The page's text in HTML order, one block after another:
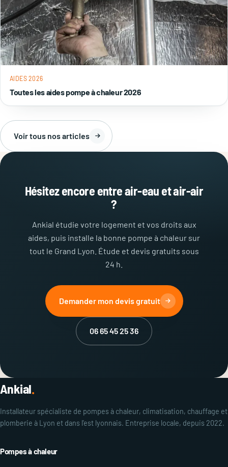
AIDES 2026
Toutes les aides pompe à chaleur 2026
Voir tous nos articles
Hésitez encore entre air-eau et air-air
?
Ankial étudie votre logement et vos droits aux
aides, puis installe la bonne pompe à chaleur sur
tout le Grand Lyon. Étude et devis gratuits sous
24 h.
Demander mon devis gratuit
06 65 45 25 36
Ankial.
Installateur spécialiste de pompes à chaleur, climatisation, chauffage et
plomberie à Lyon et dans l'est lyonnais. Entreprise locale, depuis 2022.
Pompes à chaleur